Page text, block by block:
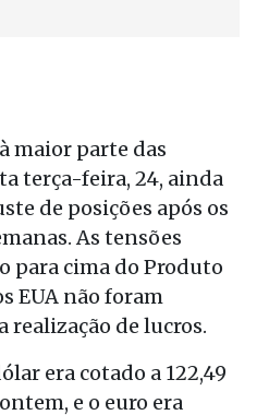
maior parte das
terça-feira, 24, ainda
de posições após os
As tensões
para cima do Produto
EUA não foram
realização de lucros.
era cotado a 122,49
e o euro era